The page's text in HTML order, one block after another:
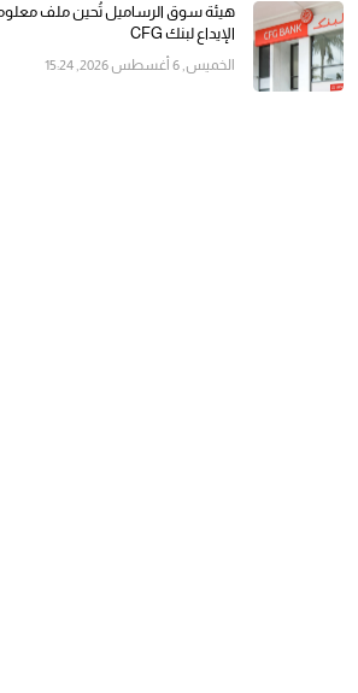
هيئة سوق الرساميل تُحين ملف
الإيداع لبنك CFG
الخميس, 6 أغسطس 2026, 15:24